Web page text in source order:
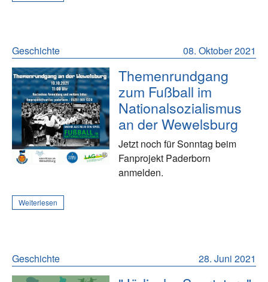
08. Oktober 2021
Geschichte
Themenrundgang
zum Fußball im
Nationalsozialismus
an der Wewelsburg
Jetzt noch für Sonntag beim
Fanprojekt Paderborn
anmelden.
Weiterlesen
28. Juni 2021
Geschichte